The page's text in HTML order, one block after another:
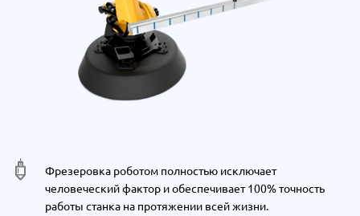
Фрезеровка роботом полностью исключает
человеческий фактор и обеспечивает 100% точность
работы станка на протяжении всей жизни.